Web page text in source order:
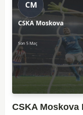
CSKA Moskova